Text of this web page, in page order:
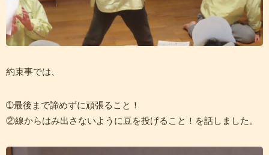
約束事では、
➀最後まで諦めずに頑張ること！
②線からはみ出さないように豆を投げること！を話しました。